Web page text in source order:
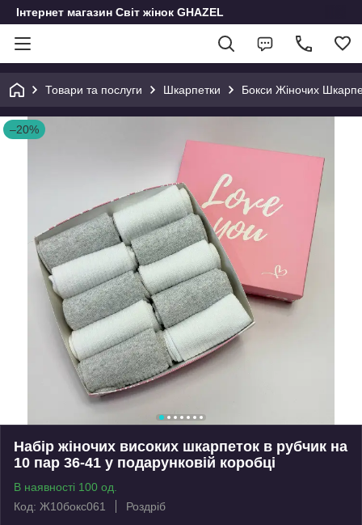
Інтернет магазин Світ жінок GHAZEL
Товари та послуги Шкарпетки Бокси Жіночих
–20%
Набір жіночих високих шкарпеток в рубчик на
10 пар 36-41 у подарунковій коробці
В наявності 100 од.
Код: Ж10бокс061
Роздріб